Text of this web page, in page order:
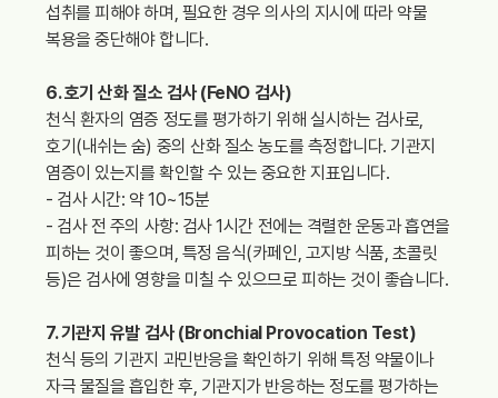
섭취를 피해야 하며, 필요한 경우 의사의 지시에 따라 약물
복용을 중단해야 합니다.
6. 호기 산화 질소 검사 (FeNO 검사)
천식 환자의 염증 정도를 평가하기 위해 실시하는 검사로,
호기(내쉬는 숨) 중의 산화 질소 농도를 측정합니다. 기관지
염증이 있는지를 확인할 수 있는 중요한 지표입니다.
- 검사 시간: 약 10~15분
- 검사 전 주의 사항: 검사 1시간 전에는 격렬한 운동과 흡연을
피하는 것이 좋으며, 특정 음식(카페인, 고지방 식품, 초콜릿
등)은 검사에 영향을 미칠 수 있으므로 피하는 것이 좋습니다.
7. 기관지 유발 검사 (Bronchial Provocation Test)
천식 등의 기관지 과민반응을 확인하기 위해 특정 약물이나
자극 물질을 흡입한 후, 기관지가 반응하는 정도를 평가하는